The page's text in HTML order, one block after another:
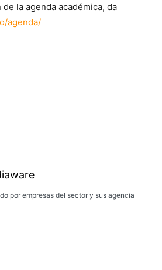
la agenda académica, da
agenda/
por empresas del sector y sus agencia